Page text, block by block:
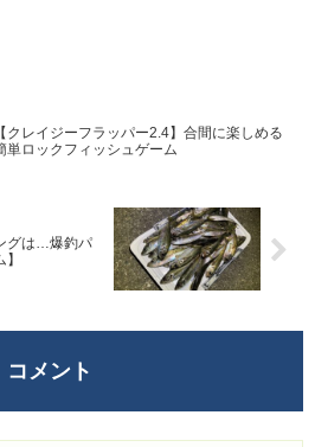
【クレイジーフラッパー2.4】合間に楽しめる
単ロックフィッシュゲーム
グは…爆釣パ
コメント